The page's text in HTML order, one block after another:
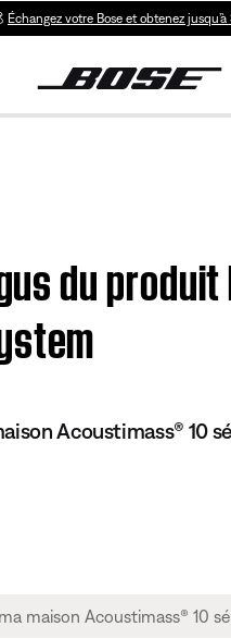
Échangez votre Bose et obtenez jusqu’à
du
Acoustimass® 10